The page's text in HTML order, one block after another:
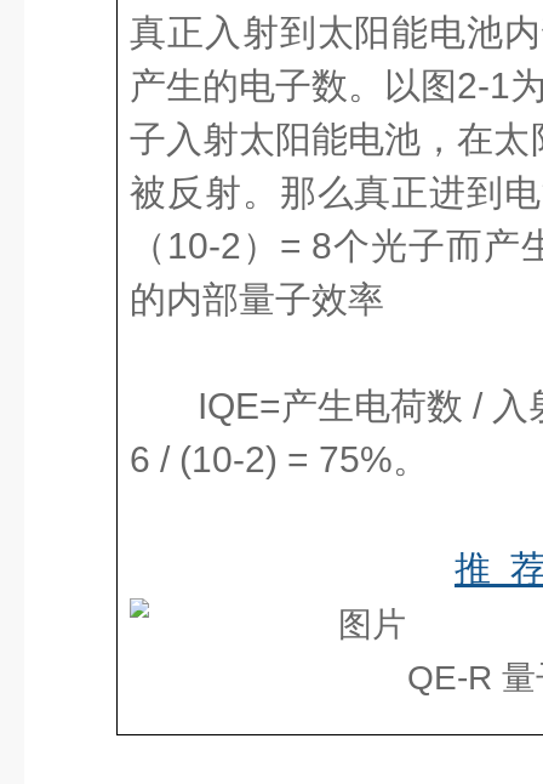
真正入射到太阳能电池
产生的电子数。以图2-1
子入射太阳能电池，在
被反射。那么真正进到
（10-2）= 8个光子而
的内部量子效率
IQE=产生电荷数 /
6 / (10-2) = 75%。
推
QE-R